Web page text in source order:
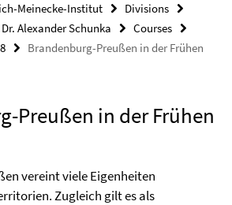
Meinecke-Institut
Divisions
Alexander Schunka
Courses
Brandenburg-Preußen in der Frühen
Preußen in der Frühen
vereint viele Eigenheiten
Zugleich gilt es als